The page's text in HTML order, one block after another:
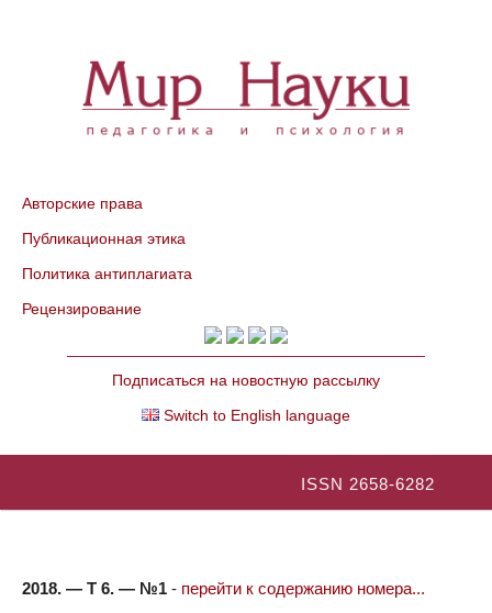
Авторские права
Публикационная этика
Политика антиплагиата
Рецензирование
Подписаться на новостную рассылку
Switch to English language
ISSN 2658-6282
2018. — Т 6. — №1 - перейти к содержанию номера...